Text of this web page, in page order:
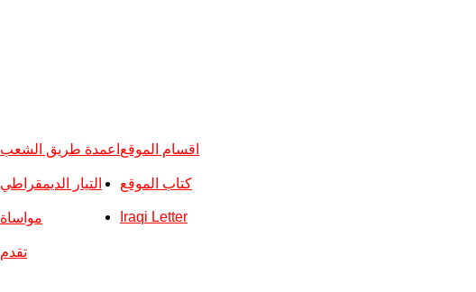
اقسام الموقع اعمدة طريق الشعب
التيار الديمقراطي
مواساة
تقدم
كتاب الموقع
Iraqi Letter